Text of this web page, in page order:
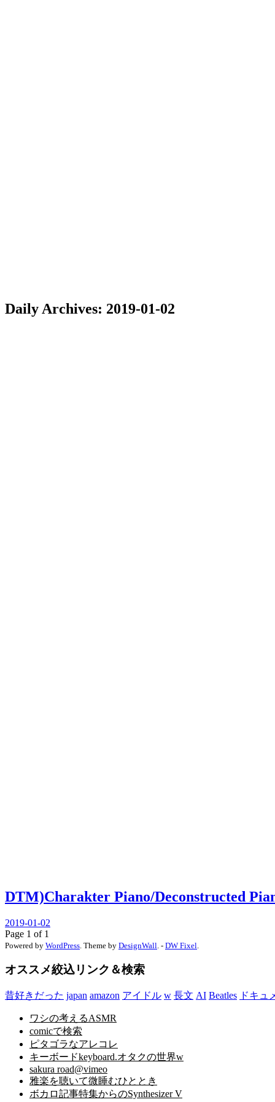
Daily Archives: 2019-01-02
DTM)Charakter Piano/Deconstructed
2019-01-02
Page 1 of 1
Powered by WordPress . Theme by DesignWall . - DW Fixel
オススメ絞込リンク＆検索
昔好きだった japan amazon アイドル w 長文 AI Beatles ドキュ
ワシの考えるASMR
comicで検索
ピタゴラなアレコレ
キーボードkeyboard.オタクの世界w
sakura road@vimeo
雅楽を聴いて微睡むひととき
ボカロ記事特集からのSynthesizer V